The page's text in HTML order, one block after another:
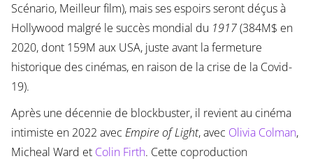
Scénario, Meilleur film), mais ses espoirs seront déçus à
Hollywood malgré le succès mondial du 1917(384M$ en
2020, dont 159M aux USA, juste avant la fermeture
historique des cinémas, en raison de la crise de la Covid-
19).
Après une décennie de blockbuster, il revient au cinéma
intimiste en 2022 avec Empire of Light, avec Olivia Colman,
Micheal Ward et Colin Firth. Cette coproduction